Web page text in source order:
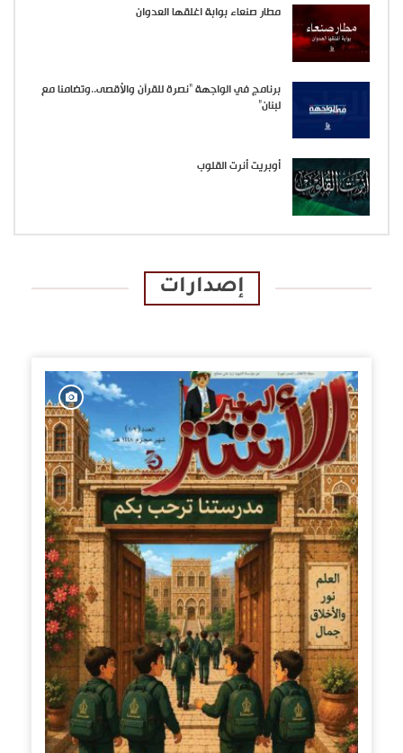
مطار صنعاء بوابة اغلقها العدوان
برنامج في الواجهة “نصرة للقرآن والأقصى..وتضامنا مع
لبنان”
أوبريت أنرت القلوب
إصدارات